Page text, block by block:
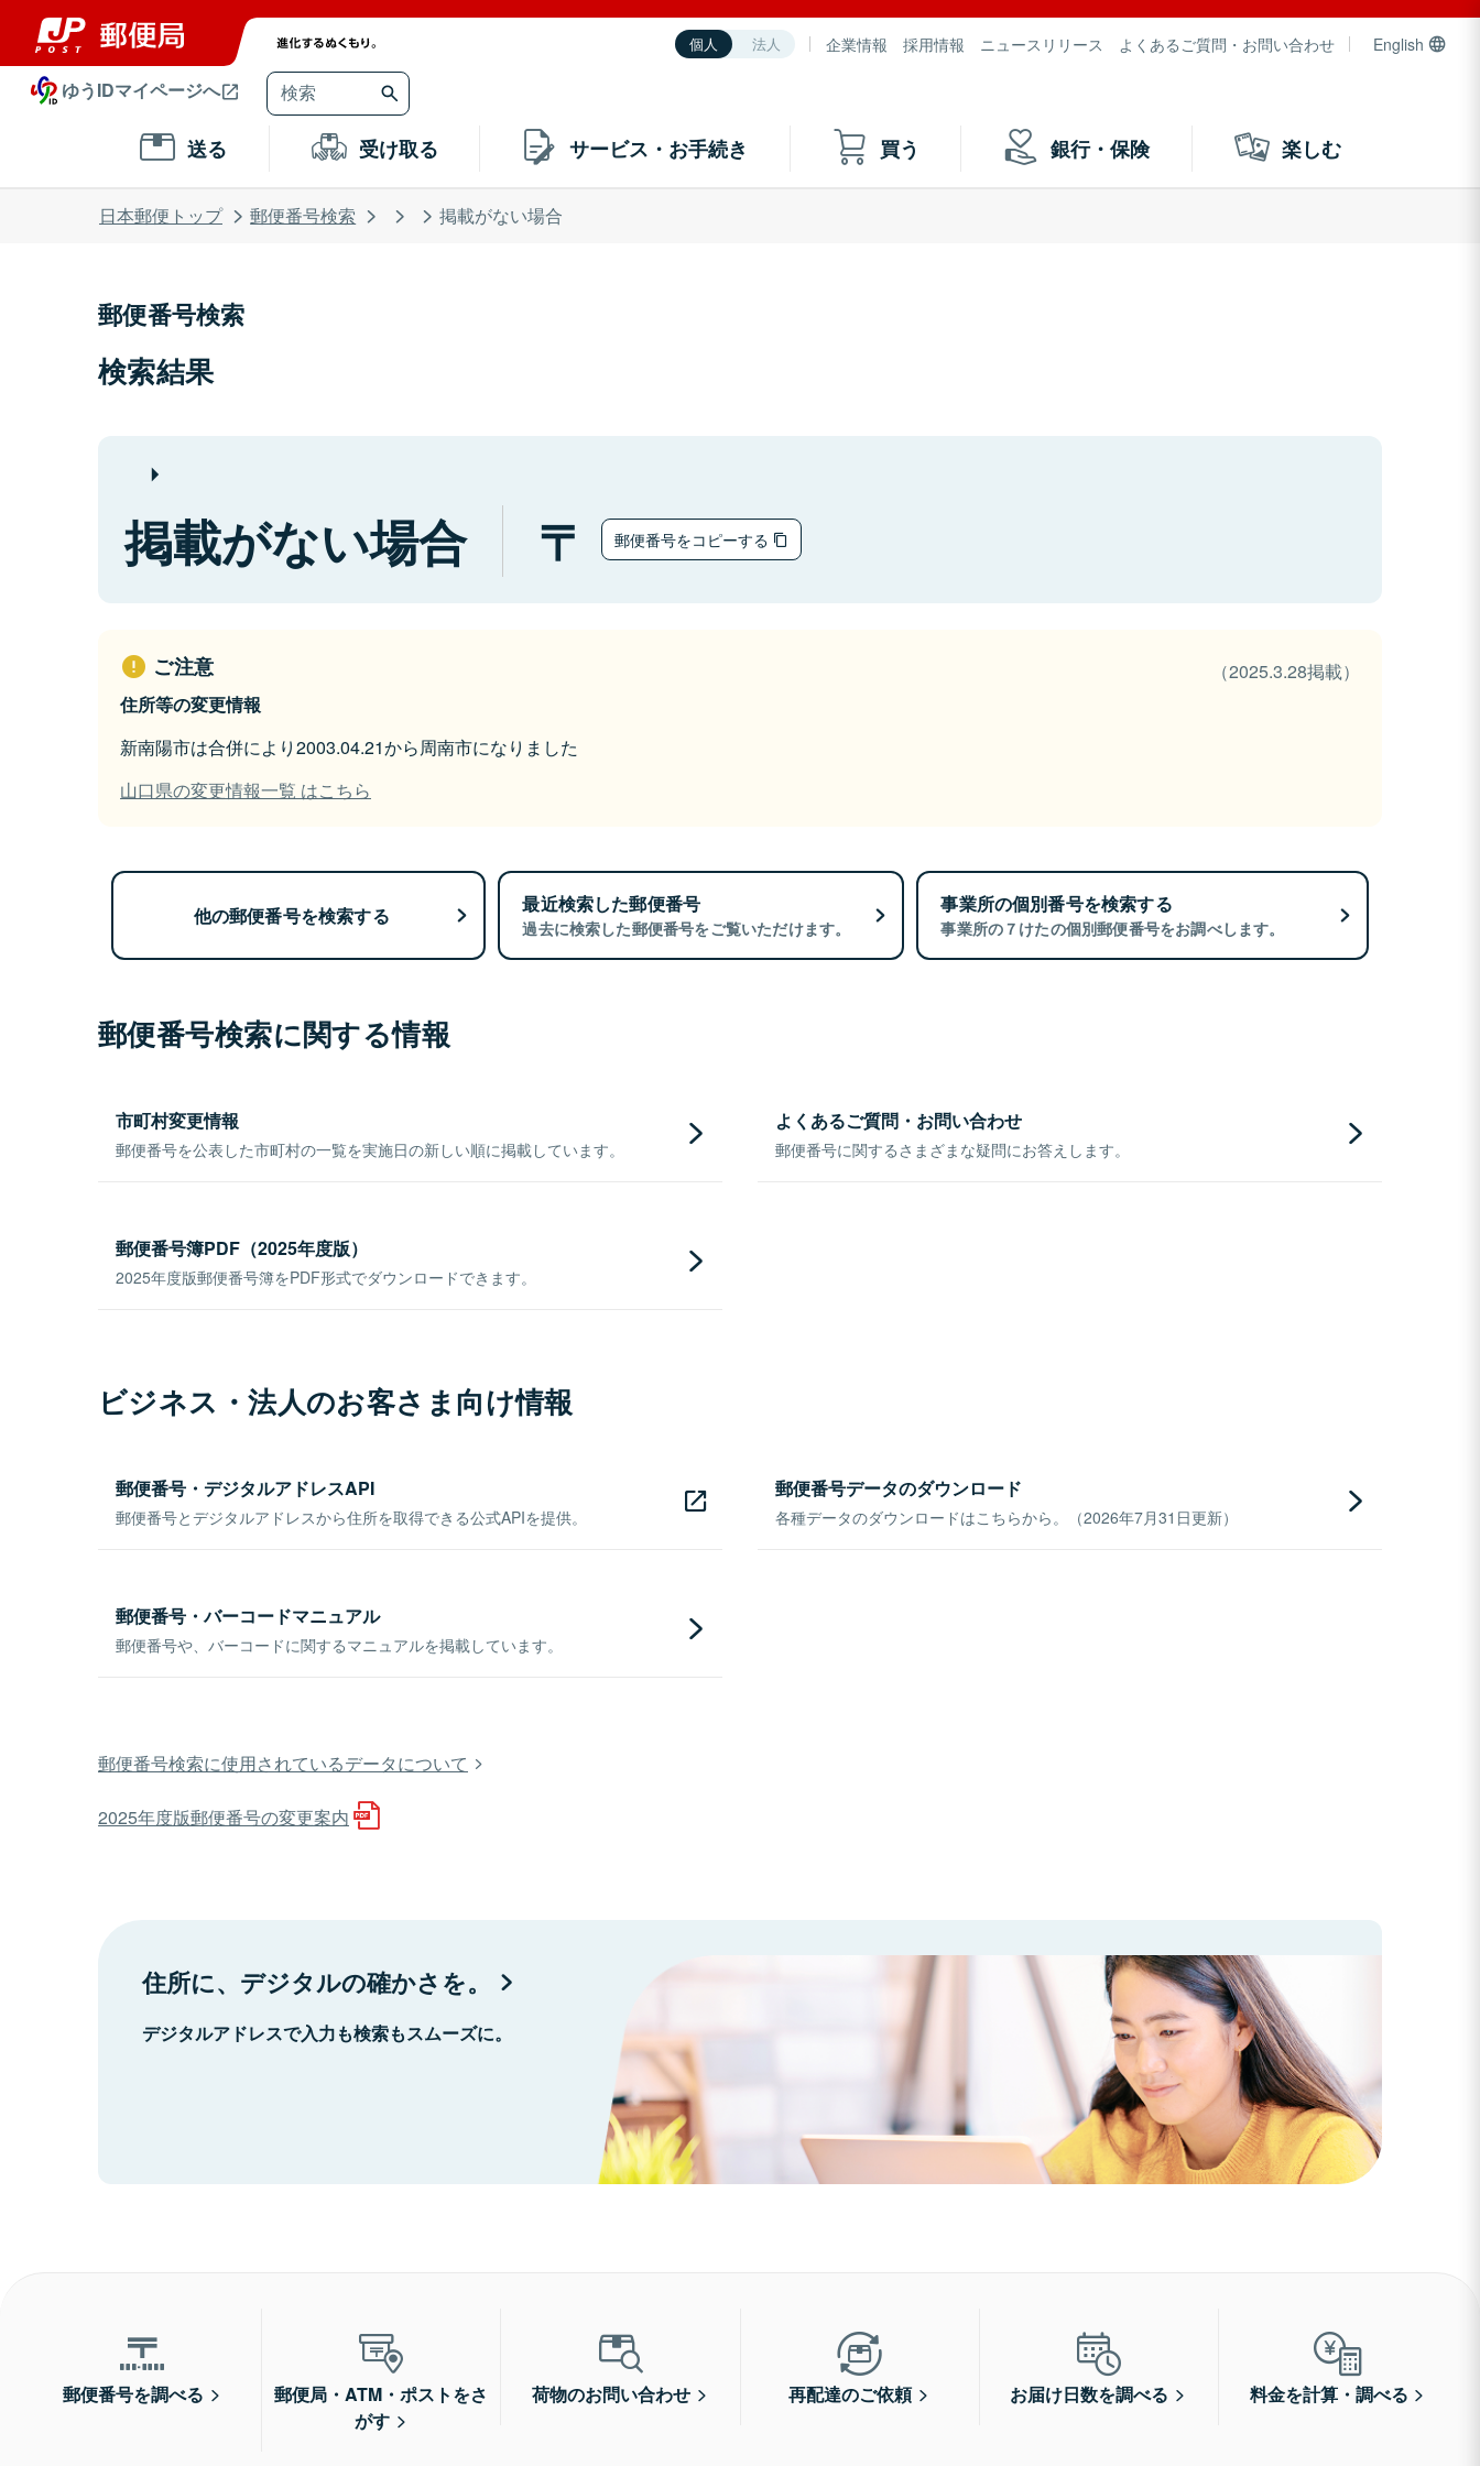
個人 法人 企業情報 採用情報 ニュースリリース よくあるご質問・お問い合わせ English
ゆうIDマイページへ
送る 受け取る サービス・お手続き 買う 銀行・保険 楽しむ
日本郵便トップ 郵便番号検索 掲載がない場合
郵便番号検索
検索結果
掲載がない場合 郵便番号をコピーする
ご注意
（2025.3.28掲載）
住所等の変更情報
新南陽市は合併により2003.04.21から周南市になりました
山口県の変更情報一覧 はこちら
他の郵便番号を検索する 最近検索した郵便番号
過去に検索した郵便番号をご覧いただけます。
事業所の個別番号を検索する
事業所の７けたの個別郵便番号をお調べします。
郵便番号検索に関する情報
市町村変更情報
郵便番号を公表した市町村の一覧を実施日の新しい順に掲載しています。
よくあるご質問・お問い合わせ
郵便番号に関するさまざまな疑問にお答えします。
郵便番号簿PDF（2025年度版）
2025年度版郵便番号簿をPDF形式でダウンロードできます。
ビジネス・法人のお客さま向け情報
郵便番号・デジタルアドレスAPI
郵便番号とデジタルアドレスから住所を取得できる公式APIを提供。
郵便番号データのダウンロード
各種データのダウンロードはこちらから。（2026年7月31日更新）
郵便番号・バーコードマニュアル
郵便番号や、バーコードに関するマニュアルを掲載しています。
郵便番号検索に使用されているデータについて
2025年度版郵便番号の変更案内
住所に、デジタルの確かさを。
デジタルアドレスで入力も検索もスムーズに。
郵便番号を調べる
郵便局・ATM・ポストをさ
がす
荷物のお問い合わせ 再配達のご依頼 お届け日数を調べる 料金を計算・調べる